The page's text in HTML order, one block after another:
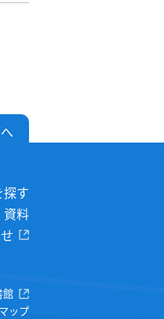
す
資料
館
ップ